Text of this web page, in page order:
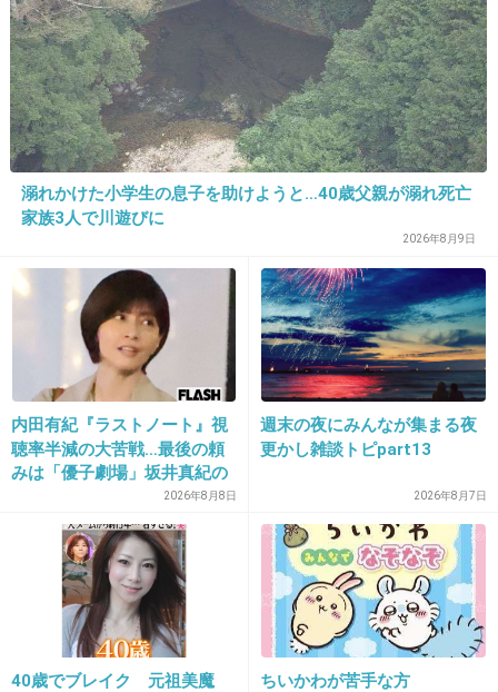
19. 匿名2019/05/14(火) 22:17:09
>>11
IDでないから3人くらい基地外いれば
阿保みたいに伸びるよ
+1469 -41
出典：up.gc-img.net
+391 -1255
21. 匿名2019/05/14(火) 22:17:15
この写真見るたびに、1番下の男が坂上忍に見
えてしまうのは私だけ？
-152
溺れかけた小学生の息子を助けようと…40歳父親が溺れ死亡
家族3人で川遊びに
2026年8月9日
内田有紀『ラストノート』視
聴率半減の大苦戦…最後の頼
みは「優子劇場」坂井真紀の
“猟奇的演技” が救いの神にな
2026年8月8日
週末の夜にみんなが集まる夜
更かし雑談トピpart13
2026年8月7日
40歳でブレイク 元祖美魔
ちいかわが苦手な方